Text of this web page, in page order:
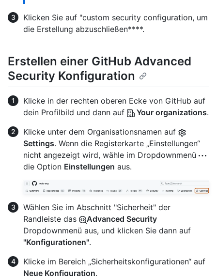
Klicken Sie auf "custom security configuration, um
die Erstellung abzuschließen****.
Erstellen einer GitHub Advanced
Security Konfiguration
Klicke in der rechten oberen Ecke von GitHub auf
dein Profilbild und dann auf
Your organizations.
Klicke unter dem Organisationsnamen auf
Settings. Wenn die Registerkarte „Einstellungen“
nicht angezeigt wird, wähle im Dropdownmenü
die Option Einstellungen aus.
Wählen Sie im Abschnitt "Sicherheit" der
Randleiste das
Advanced Security
Dropdownmenü aus, und klicken Sie dann auf
"Konfigurationen".
Klicke im Bereich „Sicherheitskonfigurationen“ auf
Neue Konfiguration.